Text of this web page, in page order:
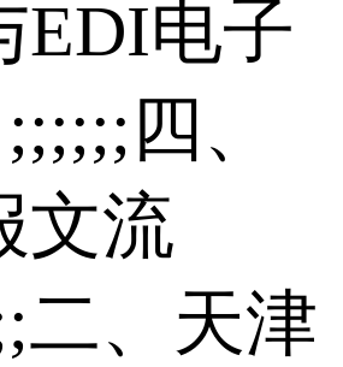
EDI电子
四、
文流
二、天津